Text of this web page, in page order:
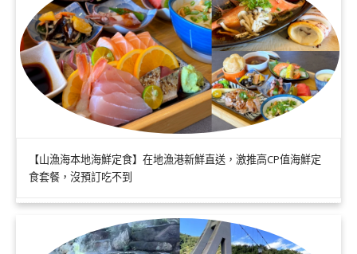
【山漁海本地海鮮定食】在地漁港新鮮直送，激推高CP值海鮮定
食套餐，沒預訂吃不到